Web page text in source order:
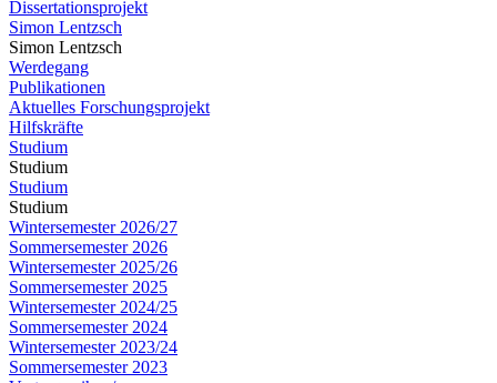
Dissertationsprojekt
Simon Lentzsch
Simon Lentzsch
Werdegang
Publikationen
Aktuelles Forschungsprojekt
Hilfskräfte
Studium
Studium
Studium
Studium
Wintersemester 2026/27
Sommersemester 2026
Wintersemester 2025/26
Sommersemester 2025
Wintersemester 2024/25
Sommersemester 2024
Wintersemester 2023/24
Sommersemester 2023